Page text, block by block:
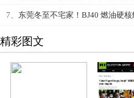
7、 东莞冬至不宅家！BJ40 燃油硬核
精彩图文